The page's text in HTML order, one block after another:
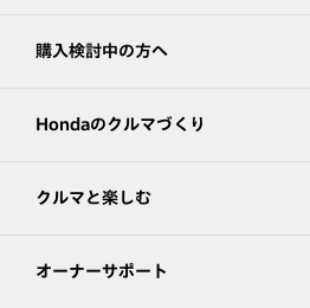
購入検討中の方へ
Hondaのクルマづくり
クルマと楽しむ
オーナーサポート